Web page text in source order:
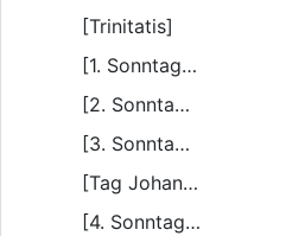
[Trinitatis]
[1. Sonntag nach Trinitatis]
[2. Sonntag nach Trinitatis]
[3. Sonntag nach Trinitatis]
[Tag Johannes des Täufers]
[4. Sonntag nach Trinitatis]